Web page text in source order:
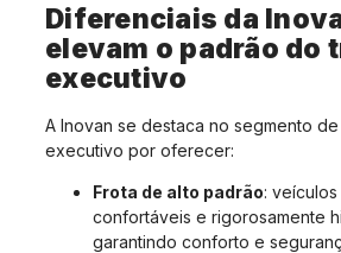
Diferenciais da
elevam o padrão do
executivo
A Inovan se destaca no segmento
executivo por oferecer:
Frota de alto padrão: veículos
confortáveis e rigorosamente
garantindo conforto e